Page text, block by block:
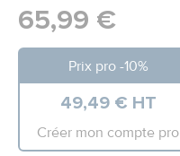
65,99 €
Prix pro -10%
49,49 € HT
Créer mon compte pro